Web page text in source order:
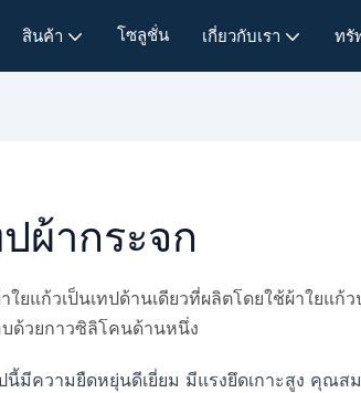
สินค้า โซลูชั่น เกี่ยวกับเรา ทรั
ผ้ากระจก
าใยแก้วเป็นเทปด้านเดียวที่ผลิตโดยใช้ผ้าใยแ
บด้วยกาวซิลิโคนด้านหนึ่ง
นี้มีความยืดหยุ่นดีเยี่ยม มีแรงยึดเกาะสูง คุณ